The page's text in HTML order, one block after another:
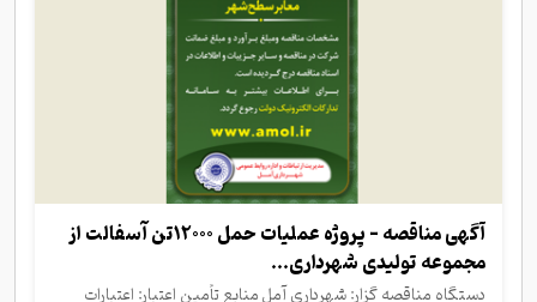
آگهی مناقصه - پروژه عملیات حمل 12000تن آسفالت از
مجموعه تولیدی شهرداری...